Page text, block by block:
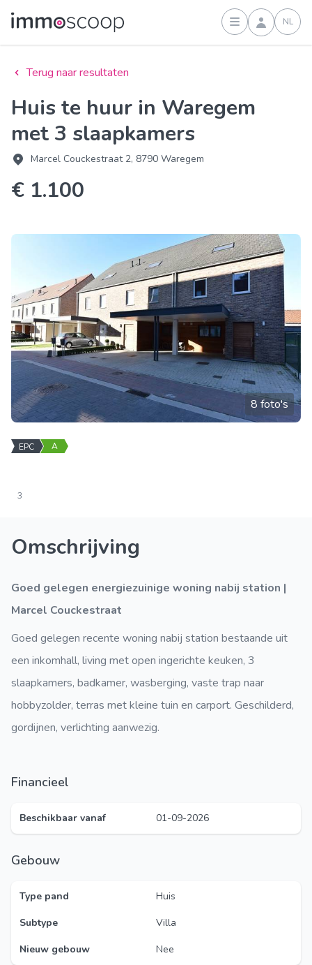
Inloggen
NL
Terug naar resultaten
Huis te huur in Waregem
met 3 slaapkamers
Marcel Couckestraat 2, 8790 Waregem
€ 1.100
8 foto's
EPC A
3
Omschrijving
Goed gelegen energiezuinige woning nabij station |
Marcel Couckestraat
Goed gelegen recente woning nabij station bestaande uit
een inkomhall, living met open ingerichte keuken, 3
slaapkamers, badkamer, wasberging, vaste trap naar
hobbyzolder, terras met kleine tuin en carport. Geschilderd,
gordijnen, verlichting aanwezig.
Financieel
Beschikbaar vanaf 01-09-2026
Gebouw
Type pand
Huis
Subtype
Villa
Nieuw gebouw
Nee